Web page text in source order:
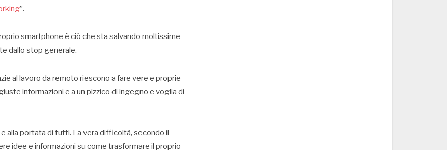
”.
smartphone è ciò che sta salvando moltissime
dallo stop generale.
al lavoro da remoto riescono a fare vere e proprie
informazioni e a un pizzico di ingegno e voglia di
alla portata di tutti. La vera difficoltà, secondo il
idee e informazioni su come trasformare il proprio